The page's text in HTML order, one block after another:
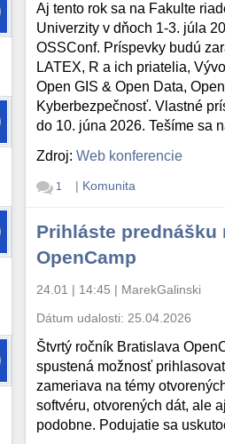
Aj tento rok sa na Fakulte
Univerzity v dňoch 1-3. júla
OSSConf. Príspevky budú
LATEX, R a ich priatelia,
Open GIS & Open Data,
Kyberbezpečnosť. Vlastné
do 10. júna 2026. Tešíme sa
Zdroj:Web konferencie
1 | Komunita
Prihláste prednášku
OpenCamp
24.01 | 14:45 | MarekGalinski
Dátum udalosti: 25.04.2026
Štvrtý ročník Bratislava
spustená možnosť
zameriava na témy
softvéru, otvorených dát, ale
podobne. Podujatie sa